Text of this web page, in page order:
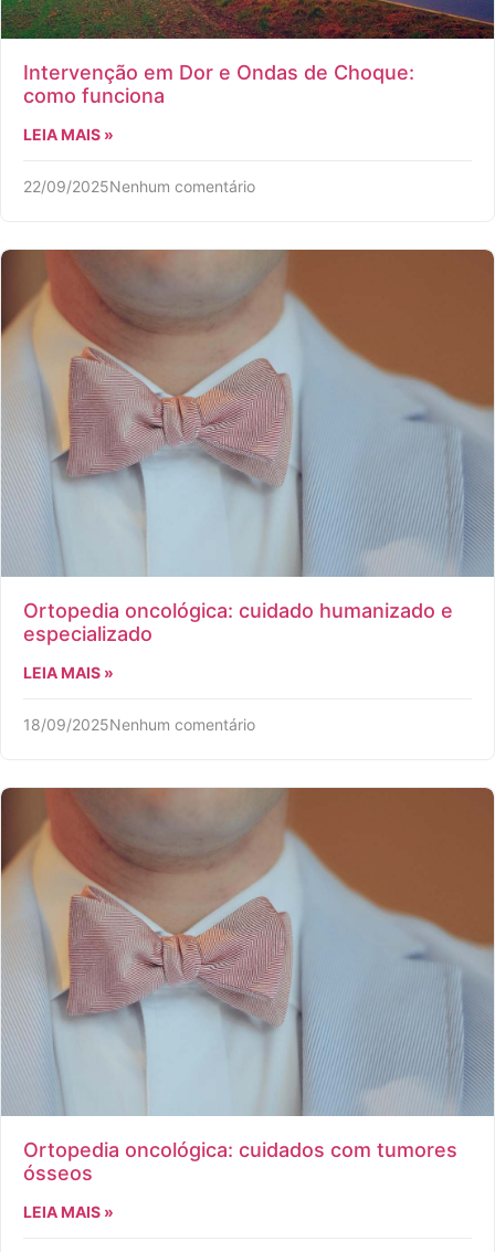
Intervenção em Dor e Ondas de Choque:
como funciona
LEIA MAIS »
22/09/2025Nenhum comentário
Ortopedia oncológica: cuidado humanizado e
especializado
LEIA MAIS »
18/09/2025Nenhum comentário
Ortopedia oncológica: cuidados com tumores
ósseos
LEIA MAIS »